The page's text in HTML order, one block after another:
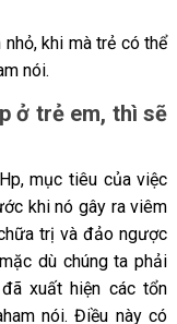
khi mà trẻ có thể
nói.
ở trẻ em, thì sẽ
mục tiêu của việc
khi nó gây ra viêm
trị và đảo ngược
dù chúng ta phải
xuất hiện các tổn
nói. Điều này có